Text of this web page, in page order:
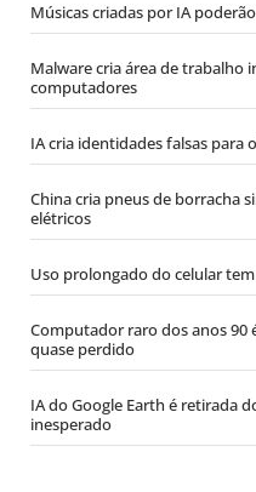
Músicas criadas por IA
Malware cria área de trabalho
computadores
IA cria identidades falsas
China cria pneus de borracha
elétricos
Uso prolongado do celular
Computador raro dos anos 90
quase perdido
IA do Google Earth é retirada
inesperado